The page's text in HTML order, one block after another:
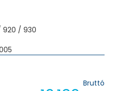
920 / 930
Bruttó